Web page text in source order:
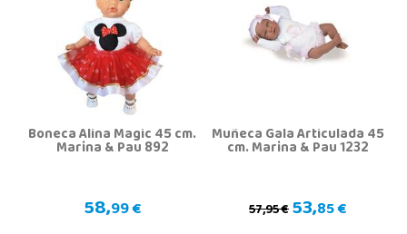
Boneca Alina Magic 45 cm.
Marina & Pau 892
58,99 €
Muñeca Gala Articulada 45
cm. Marina & Pau 1232
57,95 €53,85 €